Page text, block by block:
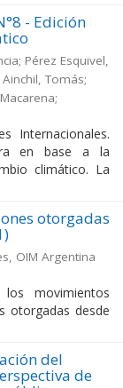
- Edición
Pérez Esquivel,
Tomás;
Internacionales.
en base a la
climático. La
otorgadas
OIM Argentina
movimientos
otorgadas desde
del
de